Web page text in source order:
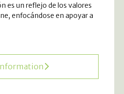
es un reflejo de los valores
enfocándose en apoyar a